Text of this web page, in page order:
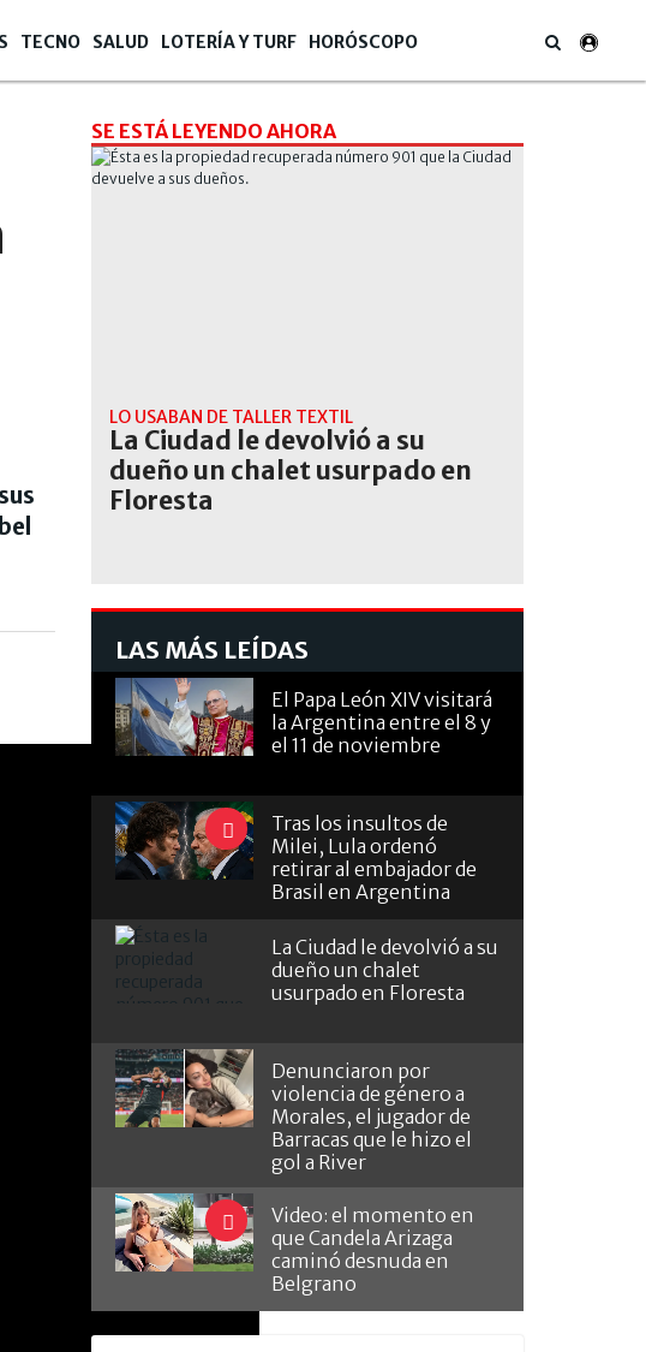
TECNO SALUD LOTERÍA Y TURF HORÓSCOPO
SE ESTÁ LEYENDO AHORA
LO USABAN DE TALLER TEXTIL
La Ciudad le devolvió a su
dueño un chalet usurpado en
Floresta
LAS MÁS LEÍDAS
El Papa León XIV visitará
la Argentina entre el 8 y
el 11 de noviembre
Tras los insultos de
Milei, Lula ordenó
retirar al embajador de
Brasil en Argentina
La Ciudad le devolvió a su
dueño un chalet
usurpado en Floresta
Denunciaron por
violencia de género a
Morales, el jugador de
Barracas que le hizo el
gol a River
Video: el momento en
que Candela Arizaga
caminó desnuda en
Belgrano